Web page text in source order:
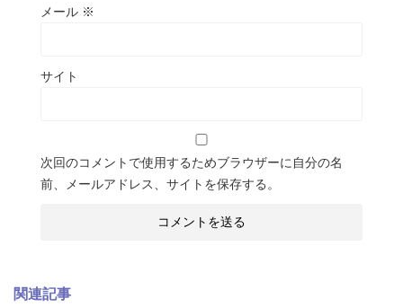
メール ※
サイト
次回のコメントで使用するためブラウザーに自分の名
前、メールアドレス、サイトを保存する。
関連記事